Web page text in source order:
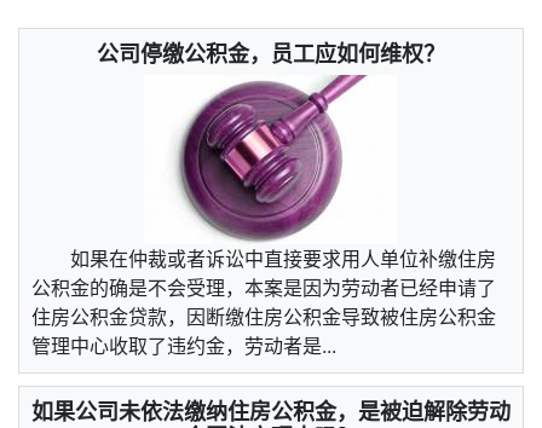
公司停缴公积金，员工应如何维权？
如果在仲裁或者诉讼中直接要求用人单位补缴住房
公积金的确是不会受理，本案是因为劳动者已经申请了
住房公积金贷款，因断缴住房公积金导致被住房公积金
管理中心收取了违约金，劳动者是...
如果公司未依法缴纳住房公积金，是被迫解除劳动